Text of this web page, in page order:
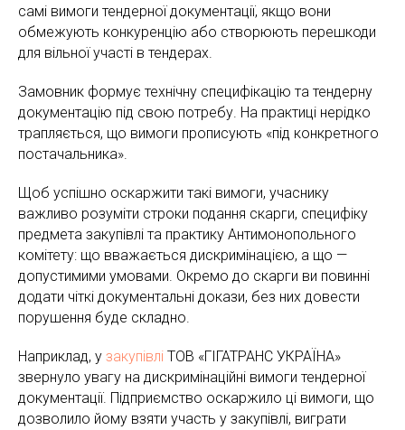
самі вимоги тендерної документації, якщо вони
обмежують конкуренцію або створюють перешкоди
для вільної участі в тендерах.
Замовник формує технічну специфікацію та тендерну
документацію під свою потребу. На практиці нерідко
трапляється, що вимоги прописують «під конкретного
постачальника».
Щоб успішно оскаржити такі вимоги, учаснику
важливо розуміти строки подання скарги, специфіку
предмета закупівлі та практику Антимонопольного
комітету: що вважається дискримінацією, а що —
допустимими умовами. Окремо до скарги ви повинні
додати чіткі документальні докази, без них довести
порушення буде складно.
Наприклад, у закупівлі ТОВ «ГІГАТРАНС УКРАЇНА»
звернуло увагу на дискримінаційні вимоги тендерної
документації. Підприємство оскаржило ці вимоги, що
дозволило йому взяти участь у закупівлі, виграти